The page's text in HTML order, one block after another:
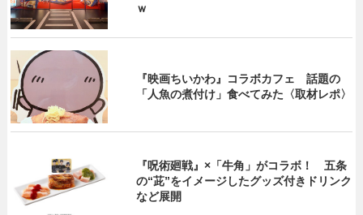
ｗ
『映画ちいかわ』コラボカフェ 話題の
「人魚の煮付け」食べてみた〈取材レポ〉
『呪術廻戦』×「牛角」がコラボ！ 五条
の“茈”をイメージしたグッズ付きドリンク
など展開